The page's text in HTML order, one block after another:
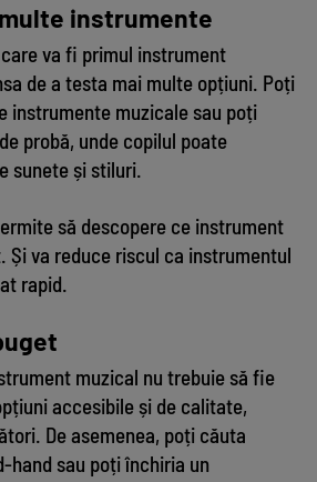
instrumente
va fi primul instrument
de a testa mai multe opțiuni. Poți
instrumente muzicale sau poți
probă, unde copilul poate
sunete și stiluri.
să descopere ce instrument
Și va reduce riscul ca instrumentul
rapid.
muzical nu trebuie să fie
accesibile și de calitate,
De asemenea, poți căuta
hand sau poți închiria un